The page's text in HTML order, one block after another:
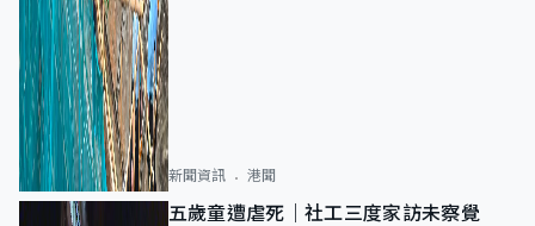
新聞資訊 港聞
五歲童遭虐死｜社工三度家訪未察覺